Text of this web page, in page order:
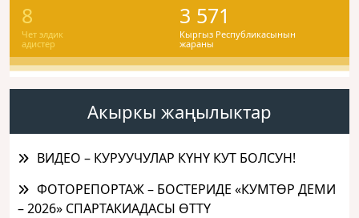
8
Чет элдик
адистер
3 571
Кыргыз Республикасынын
жараны
Акыркы жаңылыктар
ВИДЕО – КУРУУЧУЛАР КҮНҮ КУТ БОЛСУН!
ФОТОРЕПОРТАЖ – БОСТЕРИДЕ «КУМТӨР ДЕМИ
– 2026» СПАРТАКИАДАСЫ ӨТТҮ